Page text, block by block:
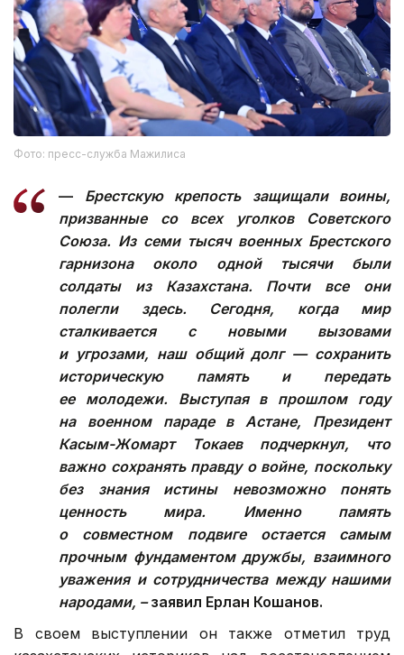
Фото: пресс-служба Мажилиса
— Брестскую крепость защищали воины,
призванные со всех уголков Советского
Союза. Из семи тысяч военных Брестского
гарнизона около одной тысячи были
солдаты из Казахстана. Почти все они
полегли здесь. Сегодня, когда мир
сталкивается с новыми вызовами
и угрозами, наш общий долг — сохранить
историческую память и передать
ее молодежи. Выступая в прошлом году
на военном параде в Астане, Президент
Касым-Жомарт Токаев подчеркнул, что
важно сохранять правду о войне, поскольку
без знания истины невозможно понять
ценность мира. Именно память
о совместном подвиге остается самым
прочным фундаментом дружбы, взаимного
уважения и сотрудничества между нашими
народами, –заявил Ерлан Кошанов.
В своем выступлении он также отметил труд